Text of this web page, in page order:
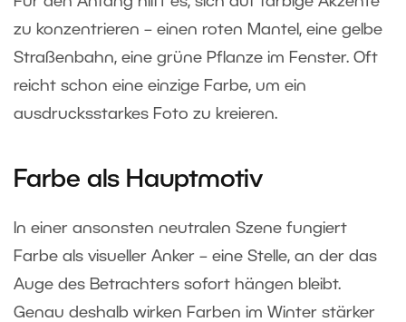
zu konzentrieren – einen roten Mantel, eine gelbe
Straßenbahn, eine grüne Pflanze im Fenster. Oft
reicht schon eine einzige Farbe, um ein
ausdrucksstarkes Foto zu kreieren.
Farbe als Hauptmotiv
In einer ansonsten neutralen Szene fungiert
Farbe als visueller Anker – eine Stelle, an der das
Auge des Betrachters sofort hängen bleibt.
Genau deshalb wirken Farben im Winter stärker